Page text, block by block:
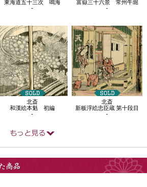
東海道五十三次 鳴海
-
富嶽三十六景 常州牛堀
-
北斎
和漢絵本魁 初編
-
北斎
新板浮絵忠臣蔵 第十段目
-